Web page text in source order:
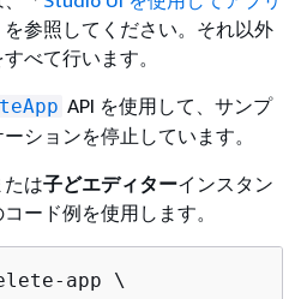
を参照してください。それ以外
べて行います。
API を使用して、サンプ
ションを停止しています。
たは子どエディターインスタン
ード例を使用します。
app \